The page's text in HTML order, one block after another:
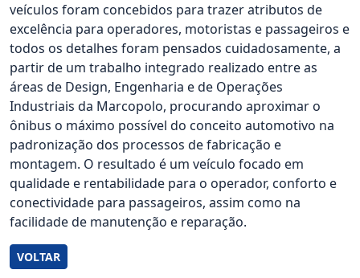
veículos foram concebidos para trazer atributos de
excelência para operadores, motoristas e passageiros e
todos os detalhes foram pensados cuidadosamente, a
partir de um trabalho integrado realizado entre as
áreas de Design, Engenharia e de Operações
Industriais da Marcopolo, procurando aproximar o
ônibus o máximo possível do conceito automotivo na
padronização dos processos de fabricação e
montagem. O resultado é um veículo focado em
qualidade e rentabilidade para o operador, conforto e
conectividade para passageiros, assim como na
facilidade de manutenção e reparação.
VOLTAR